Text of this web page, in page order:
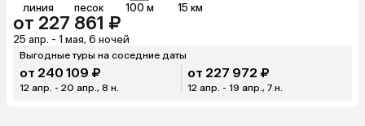
линия песок 100 м 15 км
от 227 861 ₽
25 апр. - 1 мая, 6 ночей
Выгодные туры на соседние даты
от 240 109 ₽
12 апр. - 20 апр., 8 н.
от 227 972 ₽
12 апр. - 19 апр., 7 н.